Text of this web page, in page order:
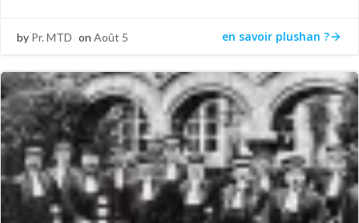
by Pr. MTD on Août 5 en savoir plushan ?